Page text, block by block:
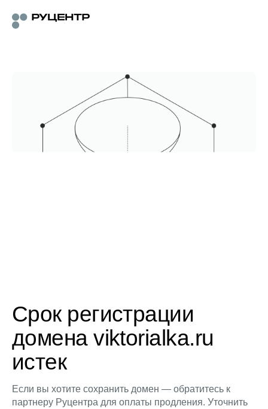
Срок регистрации
домена viktorialka.ru
истек
Если вы хотите сохранить домен — обратитесь к
партнеру Руцентра для оплаты продления. Уточнить